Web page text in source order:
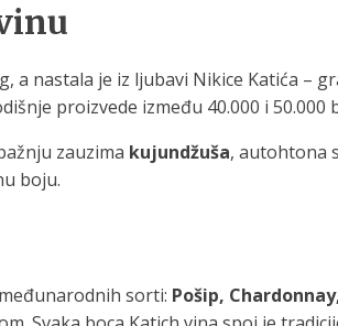
a nastala je iz ljubavi Nikice Katića –
proizvede između 40.000 i
zauzima kujundžuša, autohtona
boju.
sorti: Pošip,
za filtriranje
vode
prijenosno rješenje
i čistu vodu za piće
Zamjenski
Zamjenski dijelovi za